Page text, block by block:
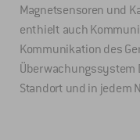
Magnetsensoren und
enthielt auch
Kommunikation des
Überwachungssystem
Standort und in jedem